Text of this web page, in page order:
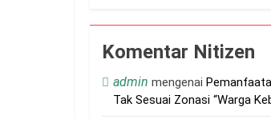
PBNU Tolak Upaya Paksaan Lebaran Bareng
Komentar Nitizen
admin mengenai
Tak Sesuai Zonasi “Warga